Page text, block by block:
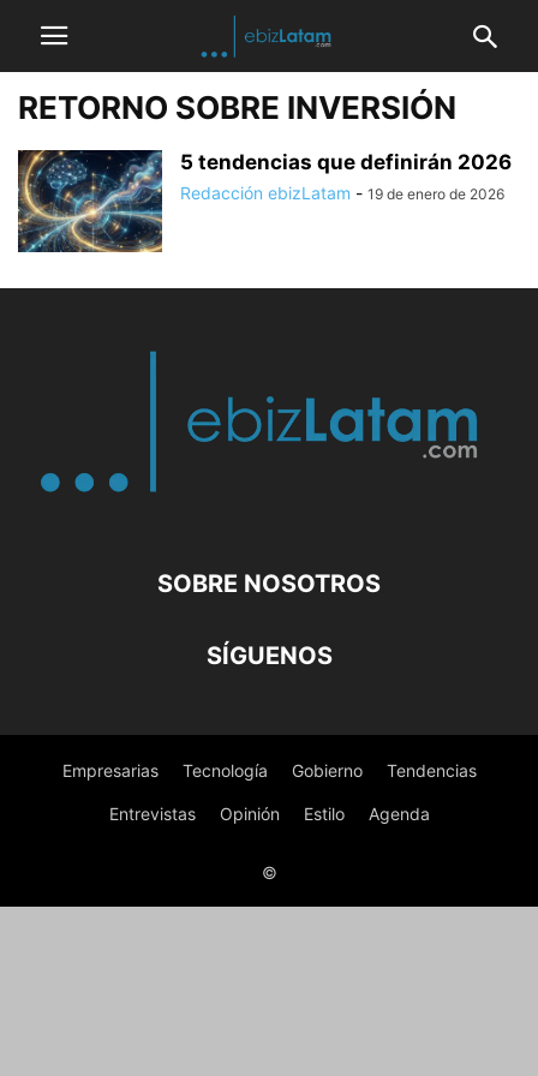
RETORNO SOBRE INVERSIÓN
5 tendencias que definirán 2026
Redacción ebizLatam - 19 de enero de 2026
SOBRE NOSOTROS
SÍGUENOS
Empresarias Tecnología Gobierno Tendencias
Entrevistas Opinión Estilo Agenda
©